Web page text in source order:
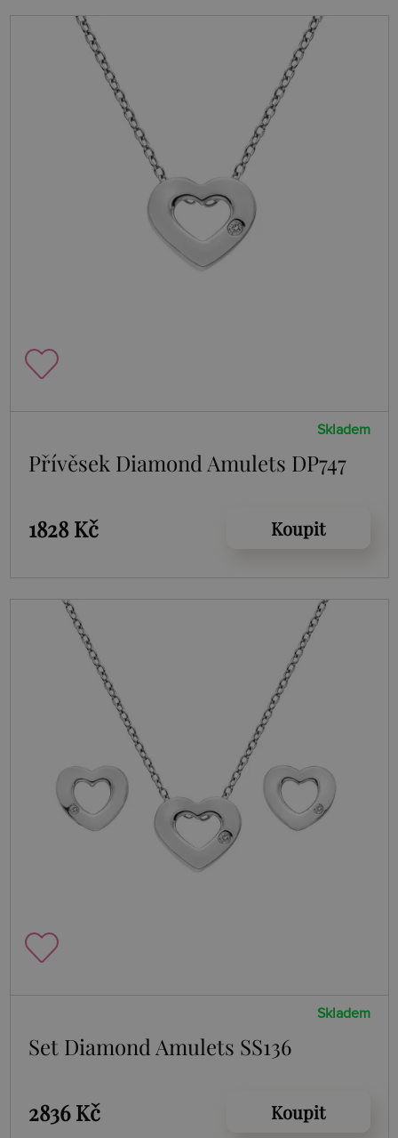
Skladem
Přívěsek Diamond Amulets DP747
1828 Kč Koupit
Skladem
Set Diamond Amulets SS136
2836 Kč Koupit